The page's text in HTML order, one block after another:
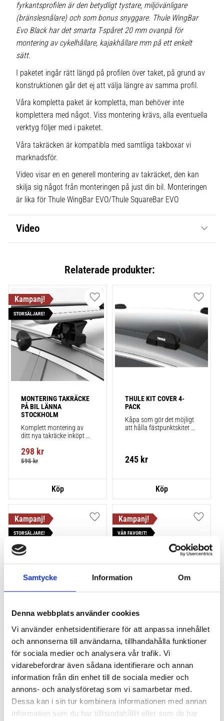
Samtycke Information Om
Denna webbplats använder cookies
Vi använder enhetsidentifierare för att anpassa innehållet
och annonserna till användarna, tillhandahålla funktioner
för sociala medier och analysera vår trafik. Vi
vidarebefordrar även sådana identifierare och annan
information från din enhet till de sociala medier och
annons- och analysföretag som vi samarbetar med.
Dessa kan i sin tur kombinera informationen med annan
information som du har tillhandahållit eller som de har
fyrkantsprofilen är den betydligt tystare, miljövänligare
(bränslesnålare) och som bonus snyggare. Thule WingBar
Evo Black har det smarta T-spåret 20 mm ovanpå för
montering av cykelhållare, kajakhållare mm på ett enkelt
sätt.
I paketet ingår rätt längd på profilen över taket, på grund av
konstruktionen går det ej att välja längre av samma profil.
Våra kompletta paket är kompletta, man behöver inte
komplettera med något. Viss montering krävs, alla eventuella
verktyg följer med i paketet.
Våra takräcken är kompatibla med samtliga takboxar vi
marknadsför.
Video visar en en generell montering av takräcket, den kan
skilja sig något från monteringen på just din bil. Monteringen
är lika för Thule WingBar EVO/Thule SquareBar EVO
Video
Relaterade produkter:
MONTERING TAKRÄCKE
PÅ BIL LÄNNA
STOCKHOLM
Komplett montering av
ditt nya takräcke inköpt
montering på din bil.
298 kr
595kr
STORSÄLJARE!
Lägg till i favoriter
THULE KIT COVER 4-
PACK
Kåpa som gör det möjligt
att hålla fästpunktskitet
245 kr
Lägg
THULE PRORIDE
Storsäljande cykelhållare
för takräcke
2 195kr
2 395kr
STORSÄLJARE!
POPULÄRAST!
Lägg till i favoriter
THULE PRORIDE BLACK
Storsäljande
takcykelhållare
2 395kr
2 595kr
VÅR FAVORIT!
Lägg